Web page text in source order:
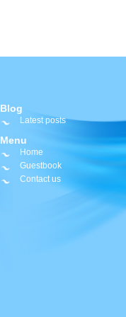
Blog
Latest posts
Menu
Home
Guestbook
Contact us